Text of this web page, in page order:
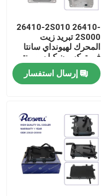
26410-2S010 26410-
2S000 تبريد زيت
المحرك لهيونداي سانتا
في توكسون كيا سورينتو
إرسال استفسار